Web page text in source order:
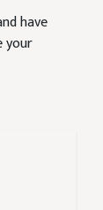
have
your